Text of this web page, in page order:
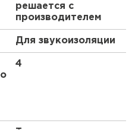
решается с
производителем
Для звукоизоляции
4
Paroc